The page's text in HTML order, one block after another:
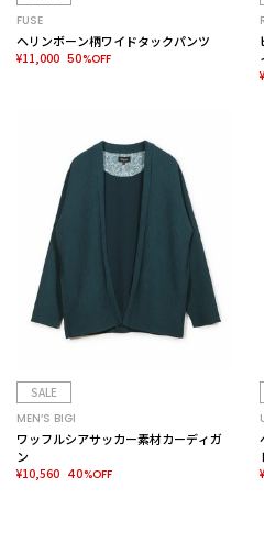
FUSE
ヘリンボーン柄ワイドタックパンツ
¥11,000 50%OFF
SALE
MEN’S BIGI
ワッフルシアサッカー素材カーディガ
ン
¥10,560 40%OFF